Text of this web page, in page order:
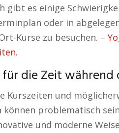
gibt es einige
oder in
Kurse zu besuchen. –
die Zeit während
Kurszeiten und
problematisch
und moderne